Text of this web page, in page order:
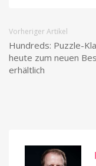
Vorheriger Artikel
Hundreds: Puzzle-
heute zum neuen
erhältlich